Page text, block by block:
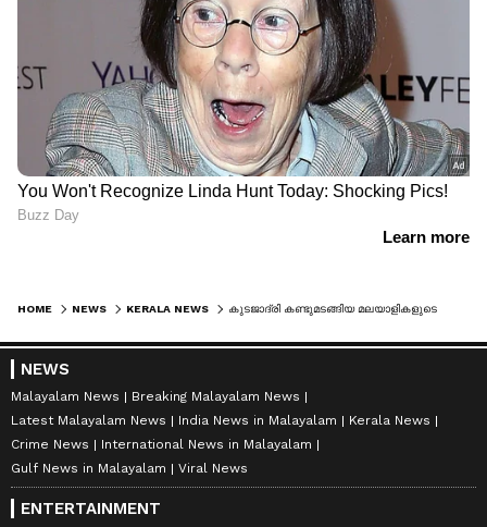
HOME NEWS KERALA NEWS
NEWS
Malayalam News
Breaking Malayalam News
Latest Malayalam News
India News in Malayalam
Kerala News
Crime News
International News in Malayalam
Gulf News in Malayalam
Viral News
ENTERTAINMENT